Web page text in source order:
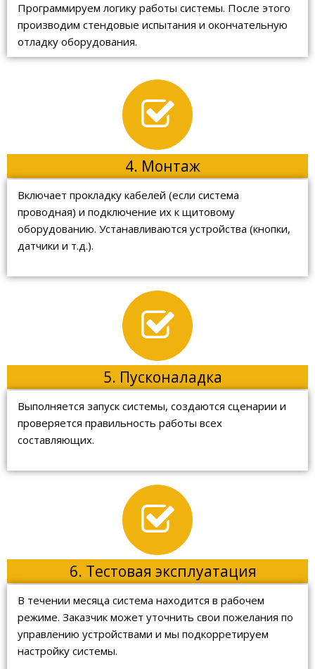
Программируем логику работы системы. После этого
производим стендовые испытания и окончательную
отладку оборудования.
4. Монтаж
Включает прокладку кабелей (если система
проводная) и подключение их к щитовому
оборудованию. Устанавливаются устройства (кнопки,
датчики и т.д.).
5. Пусконаладка
Выполняется запуск системы, создаются сценарии и
проверяется правильность работы всех
составляющих.
6. Тестовая эксплуатация
В течении месяца система находится в рабочем
режиме. Заказчик может уточнить свои пожелания по
управлению устройствами и мы подкорретируем
настройку системы.